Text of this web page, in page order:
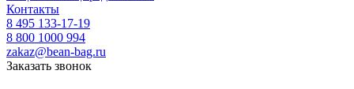
Контакты
8 495 133-17-19
8 800 1000 994
zakaz@bean-bag.ru
Заказать звонок